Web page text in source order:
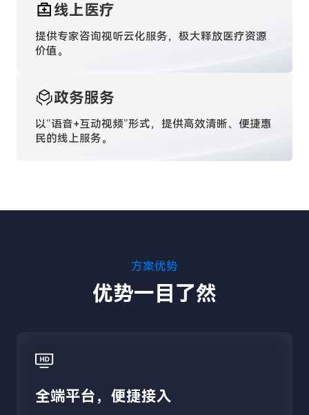
线上医疗
提供专家咨询视听云化服务，极大释放医疗资源
价值。
政务服务
以“语音+互动视频”形式，提供高效清晰、便捷惠
民的线上服务。
方案优势
优势一目了然
全端平台，便捷接入